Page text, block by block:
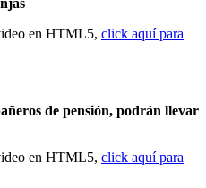
en HTML5, click aquí para
de pensión, podrán llevar
en HTML5, click aquí para